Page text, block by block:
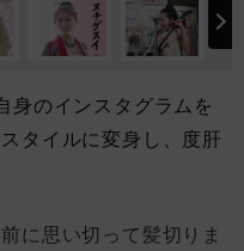
のインスタグラムを
タイルに変身し、度肝
思い切って髪切りま